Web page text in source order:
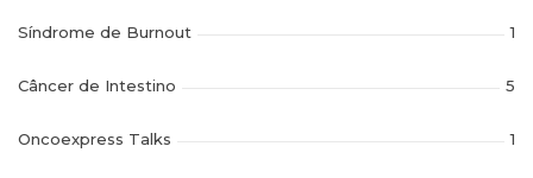
Síndrome de Burnout 1
Câncer de Intestino 5
Oncoexpress Talks 1